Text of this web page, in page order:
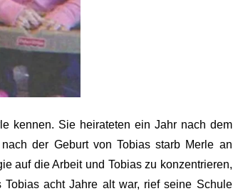
kennen. Sie heirateten ein Jahr nach dem
der Geburt von Tobias starb Merle an
auf die Arbeit und Tobias zu konzentrieren,
Tobias acht Jahre alt war, rief seine Schule